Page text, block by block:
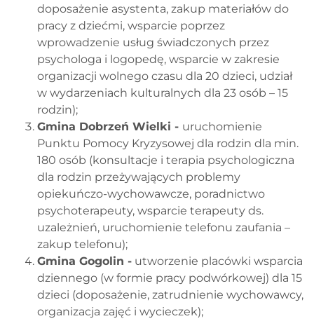
doposażenie asystenta, zakup materiałów do
pracy z dziećmi, wsparcie poprzez
wprowadzenie usług świadczonych przez
psychologa i logopedę, wsparcie w zakresie
organizacji wolnego czasu dla 20 dzieci, udział
w wydarzeniach kulturalnych dla 23 osób – 15
rodzin);
Gmina Dobrzeń Wielki - uruchomienie
Punktu Pomocy Kryzysowej dla rodzin dla min.
180 osób (konsultacje i terapia psychologiczna
dla rodzin przeżywających problemy
opiekuńczo-wychowawcze, poradnictwo
psychoterapeuty, wsparcie terapeuty ds.
uzależnień, uruchomienie telefonu zaufania –
zakup telefonu);
Gmina Gogolin - utworzenie placówki wsparcia
dziennego (w formie pracy podwórkowej) dla 15
dzieci (doposażenie, zatrudnienie wychowawcy,
organizacja zajęć i wycieczek);